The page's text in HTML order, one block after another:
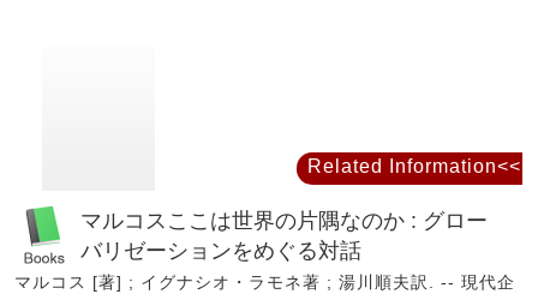
マルコスここは世界の片隅なのか : グロー
バリゼーションをめぐる対話
マルコス [著] ; イグナシオ・ラモネ著 ; 湯川順夫訳. -- 現代企
Related Information<<